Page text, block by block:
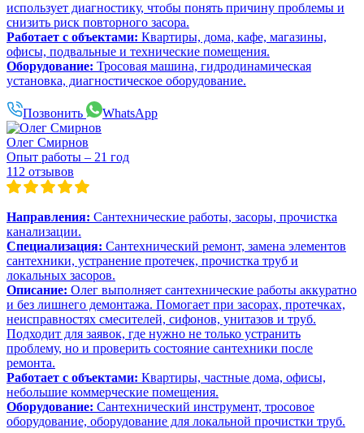
использует диагностику, чтобы понять причину проблемы и
снизить риск повторного засора.
Работает с объектами: Квартиры, дома, кафе, магазины,
офисы, подвальные и технические помещения.
Оборудование: Тросовая машина, гидродинамическая
установка, диагностическое оборудование.
Позвонить WhatsApp
Олег Смирнов
Опыт работы – 21 год
112 отзывов
Направления: Сантехнические работы, засоры, прочистка
канализации.
Специализация: Сантехнический ремонт, замена элементов
сантехники, устранение протечек, прочистка труб и
локальных засоров.
Описание: Олег выполняет сантехнические работы аккуратно
и без лишнего демонтажа. Помогает при засорах, протечках,
неисправностях смесителей, сифонов, унитазов и труб.
Подходит для заявок, где нужно не только устранить
проблему, но и проверить состояние сантехники после
ремонта.
Работает с объектами: Квартиры, частные дома, офисы,
небольшие коммерческие помещения.
Оборудование: Сантехнический инструмент, тросовое
оборудование, оборудование для локальной прочистки труб.